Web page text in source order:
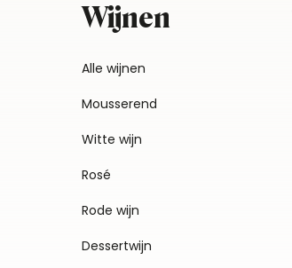
Wijnen
Alle wijnen
Mousserend
Witte wijn
Rosé
Rode wijn
Dessertwijn